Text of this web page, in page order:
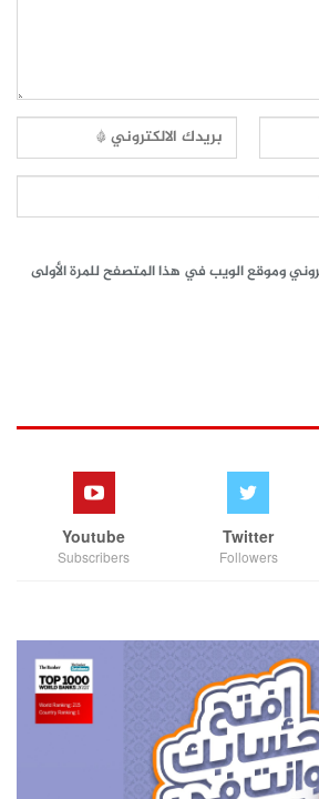
وموقع الويب في هذا المتصفح للمرة الأولى
Twitter
Followers
Youtube
Subscribers